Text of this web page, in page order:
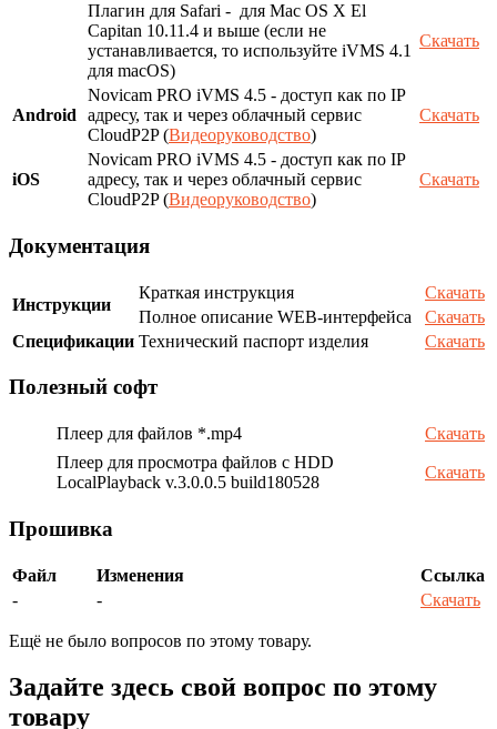
Плагин для Safari - для Mac OS X El
Capitan 10.11.4 и выше (если не
устанавливается, то используйте iVMS 4.1
для macOS)
Скачать
Android
Novicam PRO iVMS 4.5 - доступ как по IP
адресу, так и через облачный сервис
CloudP2P (Видеоруководство)
Скачать
iOS
Novicam PRO iVMS 4.5 - доступ как по IP
адресу, так и через облачный сервис
CloudP2P (Видеоруководство)
Скачать
Документация
Инструкции
Краткая инструкция
Скачать
Полное описание WEB-интерфейса
Скачать
Спецификации Технический паспорт изделия Скачать
Полезный софт
Плеер для файлов *.mp4
Скачать
Плеер для просмотра файлов с HDD
LocalPlayback v.3.0.0.5 build180528
Скачать
Прошивка
Файл Изменения
Ссылка
-
- Скачать
Ещё не было вопросов по этому товару.
Задайте здесь свой вопрос по этому
товару